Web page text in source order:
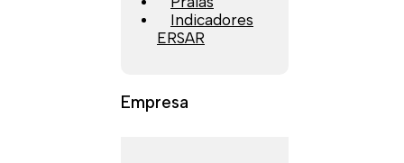
Indicadores
ERSAR
Empresa